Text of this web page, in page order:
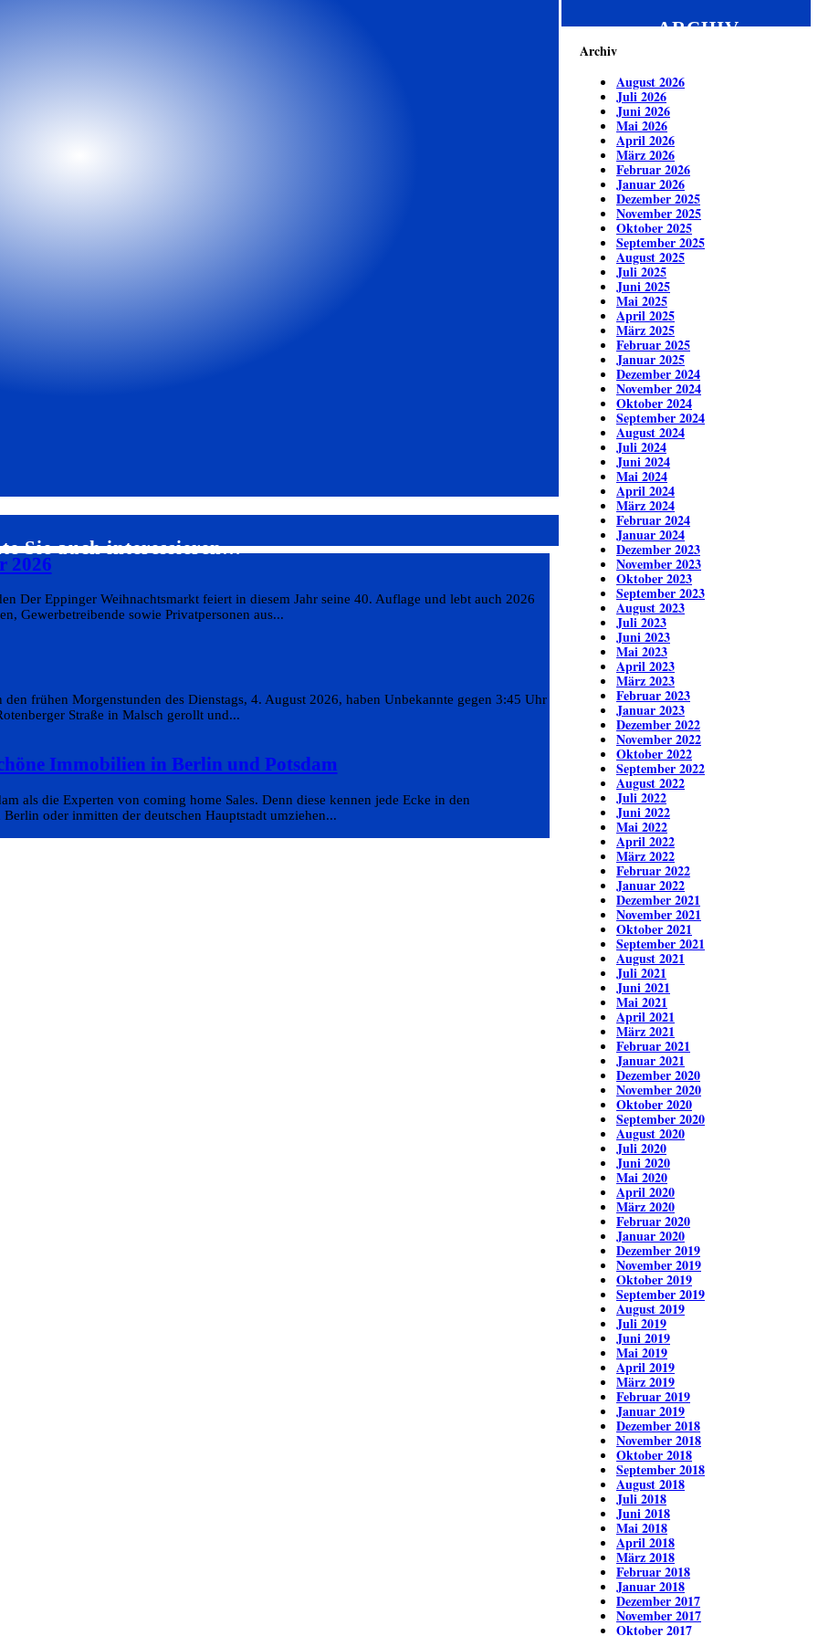
Sie auch interessieren…
2026
Der Eppinger Weihnachtsmarkt feiert in diesem Jahr seine 40. Auflage und lebt auch 2026
Gewerbetreibende sowie Privatpersonen aus...
frühen Morgenstunden des Dienstags, 4. August 2026, haben Unbekannte gegen 3:45 Uhr
Straße in Malsch gerollt und...
Immobilien in Berlin und Potsdam
als die Experten von coming home Sales. Denn diese kennen jede Ecke in den
oder inmitten der deutschen Hauptstadt umziehen...
ARCHIV
Archiv
August 2026
Juli 2026
Juni 2026
Mai 2026
April 2026
März 2026
Februar 2026
Januar 2026
Dezember 2025
November 2025
Oktober 2025
September 2025
August 2025
Juli 2025
Juni 2025
Mai 2025
April 2025
März 2025
Februar 2025
Januar 2025
Dezember 2024
November 2024
Oktober 2024
September 2024
August 2024
Juli 2024
Juni 2024
Mai 2024
April 2024
März 2024
Februar 2024
Januar 2024
Dezember 2023
November 2023
Oktober 2023
September 2023
August 2023
Juli 2023
Juni 2023
Mai 2023
April 2023
März 2023
Februar 2023
Januar 2023
Dezember 2022
November 2022
Oktober 2022
September 2022
August 2022
Juli 2022
Juni 2022
Mai 2022
April 2022
März 2022
Februar 2022
Januar 2022
Dezember 2021
November 2021
Oktober 2021
September 2021
August 2021
Juli 2021
Juni 2021
Mai 2021
April 2021
März 2021
Februar 2021
Januar 2021
Dezember 2020
November 2020
Oktober 2020
September 2020
August 2020
Juli 2020
Juni 2020
Mai 2020
April 2020
März 2020
Februar 2020
Januar 2020
Dezember 2019
November 2019
Oktober 2019
September 2019
August 2019
Juli 2019
Juni 2019
Mai 2019
April 2019
März 2019
Februar 2019
Januar 2019
Dezember 2018
November 2018
Oktober 2018
September 2018
August 2018
Juli 2018
Juni 2018
Mai 2018
April 2018
März 2018
Februar 2018
Januar 2018
Dezember 2017
November 2017
Oktober 2017